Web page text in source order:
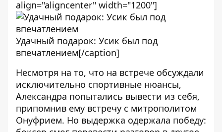
align="aligncenter" width="1200"]
Удачный подарок: Усик был под
впечатлением[/caption]
Несмотря на то, что на встрече обсуждали
исключительно спортивные нюансы,
Александра попытались вывести из себя,
припомнив ему встречу с митрополитом
Онуфрием. Но выдержка одержала победу: